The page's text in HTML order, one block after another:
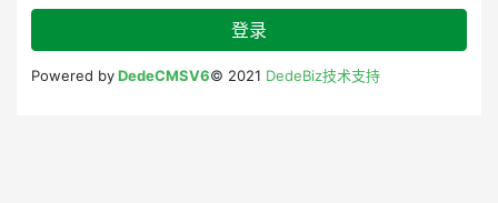
登录
Powered byDedeCMSV6© 2021 DedeBiz技术支持